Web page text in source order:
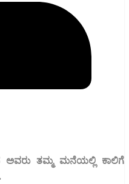
ತಮ್ಮ ಮನೆಯಲ್ಲಿ ಕಾಲಿಗೆ